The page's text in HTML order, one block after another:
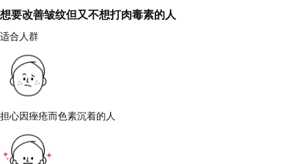
想要改善皱纹但又不想打肉毒素的人
适合人群
担心因痤疮而色素沉着的人